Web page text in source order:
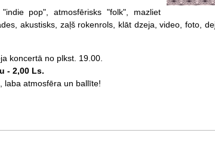
pop", atmosfērisks "folk", mazliet
akustisks, zaļš rokenrols, klāt dzeja, video, foto,
koncertā no plkst. 19.00.
- 2,00 Ls.
laba atmosfēra un ballīte!